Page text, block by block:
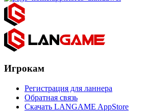
Игрокам
Регистрация для ланнера
Обратная связь
Скачать LANGAME AppStore